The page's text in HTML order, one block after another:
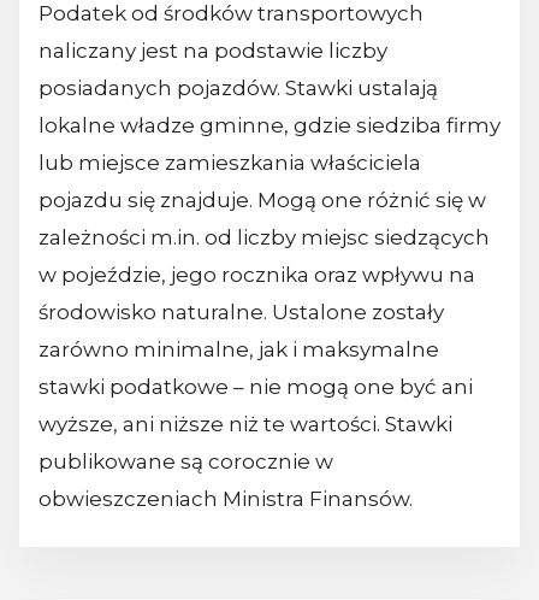
Podatek od środków transportowych
naliczany jest na podstawie liczby
posiadanych pojazdów. Stawki ustalają
lokalne władze gminne, gdzie siedziba firmy
lub miejsce zamieszkania właściciela
pojazdu się znajduje. Mogą one różnić się w
zależności m.in. od liczby miejsc siedzących
w pojeździe, jego rocznika oraz wpływu na
środowisko naturalne. Ustalone zostały
zarówno minimalne, jak i maksymalne
stawki podatkowe – nie mogą one być ani
wyższe, ani niższe niż te wartości. Stawki
publikowane są corocznie w
obwieszczeniach Ministra Finansów.